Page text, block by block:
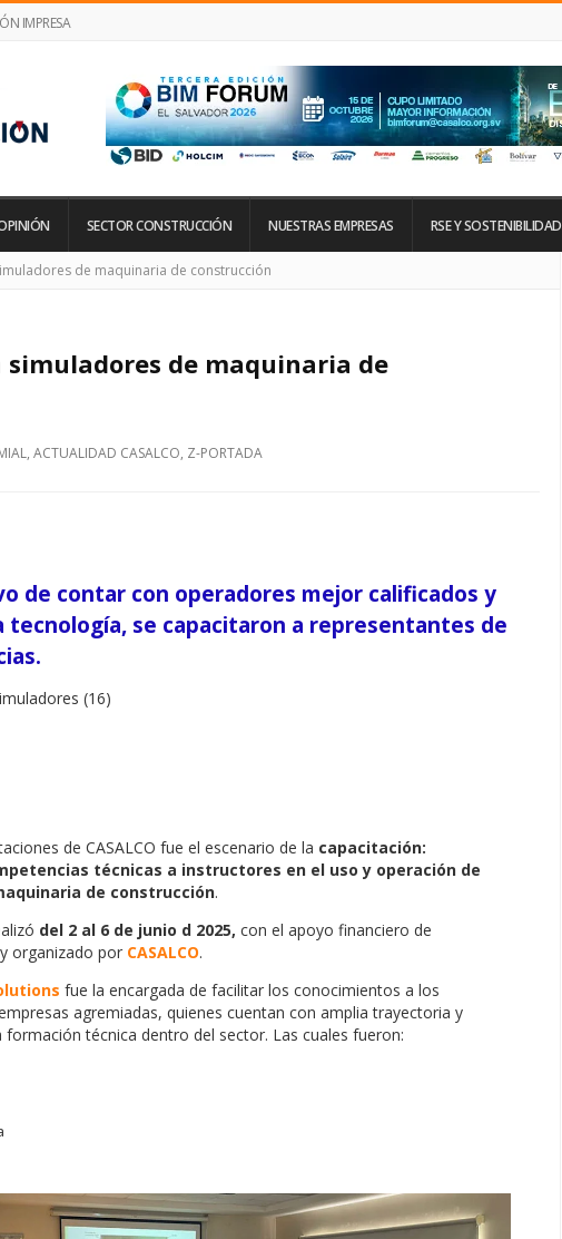
IMPRESA
SECTOR CONSTRUCCIÓN NUESTRAS EMPRESAS RSE Y SOSTENIBILIDAD
de maquinaria de construcción
simuladores de maquinaria de
, ACTUALIDAD CASALCO, Z-PORTADA
de contar con operadores mejor calificados y
tecnología, se capacitaron a representantes de
de CASALCO fue el escenario de la capacitación:
técnicas a instructores en el uso y operación de
de construcción.
del 2 al 6 de junio d 2025, con el apoyo financiero de
y organizado por CASALCO.
fue la encargada de facilitar los conocimientos a los
agremiadas, quienes cuentan con amplia trayectoria y
técnica dentro del sector. Las cuales fueron: